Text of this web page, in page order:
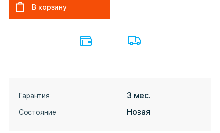
Гарантия 3 мес.
Состояние Новая